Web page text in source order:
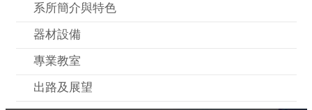
系所簡介與特色
器材設備
專業教室
出路及展望